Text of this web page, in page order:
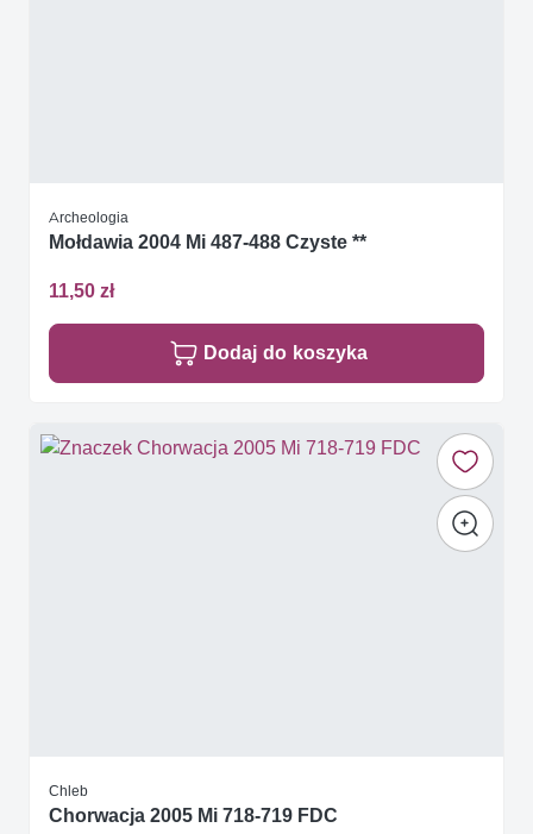
Archeologia
Mołdawia 2004 Mi 487-488 Czyste **
11,50 zł
Dodaj do koszyka
Chleb
Chorwacja 2005 Mi 718-719 FDC